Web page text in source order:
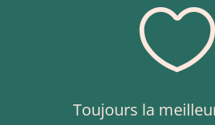

Toujours la